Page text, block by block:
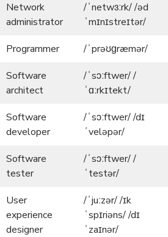
Network
administrator
/ˈnetwɜːrk/ /əd
ˈmɪnɪstreɪtər/
Programmer /ˈprəʊɡræmər/
Software
architect
/ˈsɔːftwer/ /
ˈɑːrkɪtekt/
Software
developer
/ˈsɔːftwer/ /dɪ
ˈveləpər/
Software
tester
/ˈsɔːftwer/ /
ˈtestər/
User
experience
designer
/ˈjuːzər/ /ɪk
ˈspɪriəns/ /dɪ
ˈzaɪnər/